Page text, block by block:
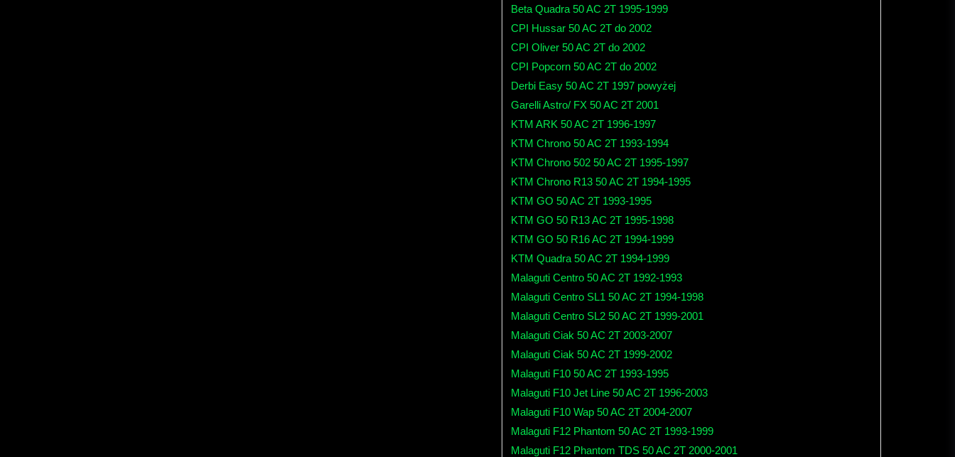
Beta Quadra 50 AC 2T 1995-1999
CPI Hussar 50 AC 2T do 2002
CPI Oliver 50 AC 2T do 2002
CPI Popcorn 50 AC 2T do 2002
Derbi Easy 50 AC 2T 1997 powyżej
Garelli Astro/ FX 50 AC 2T 2001
KTM ARK 50 AC 2T 1996-1997
KTM Chrono 50 AC 2T 1993-1994
KTM Chrono 502 50 AC 2T 1995-1997
KTM Chrono R13 50 AC 2T 1994-1995
KTM GO 50 AC 2T 1993-1995
KTM GO 50 R13 AC 2T 1995-1998
KTM GO 50 R16 AC 2T 1994-1999
KTM Quadra 50 AC 2T 1994-1999
Malaguti Centro 50 AC 2T 1992-1993
Malaguti Centro SL1 50 AC 2T 1994-1998
Malaguti Centro SL2 50 AC 2T 1999-2001
Malaguti Ciak 50 AC 2T 2003-2007
Malaguti Ciak 50 AC 2T 1999-2002
Malaguti F10 50 AC 2T 1993-1995
Malaguti F10 Jet Line 50 AC 2T 1996-2003
Malaguti F10 Wap 50 AC 2T 2004-2007
Malaguti F12 Phantom 50 AC 2T 1993-1999
Malaguti F12 Phantom TDS 50 AC 2T 2000-2001